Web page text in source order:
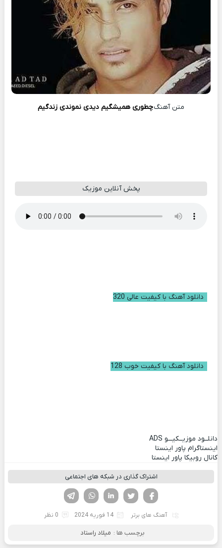
متن آهنگچطوری همیشگیم دیدی نموندی زندگیم
پخش آنلاین موزیک
دانلود آهنگ با کیفیت عالی 320
دانلود آهنگ با کیفیت خوب 128
دانلــود موزیــکیـــو ADS
اینستاگرام پاور اینستا
کانال روبیکا پاور اینستا
اشتراک گذاری در شبکه های اجتماعی
لینکدین تویتر
فیسوک
آهنگ های برتر 14 فوریه 2024 0 نظر
برچسب ها : میلاد راستاد